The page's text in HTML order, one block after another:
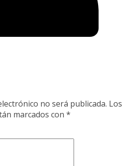
no será publicada. Los
marcados con *